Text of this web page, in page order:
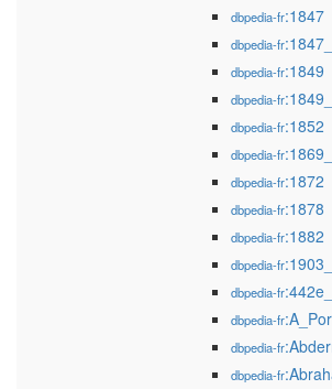
dbpedia-fr:1847
dbpedia-fr
dbpedia-fr:1849
dbpedia-fr
dbpedia-fr:1852
dbpedia-fr
dbpedia-fr:1872
dbpedia-fr:1878
dbpedia-fr:1882
dbpedia-fr
dbpedia-fr
dbpedia-fr
dbpedia-fr
dbpedia-fr